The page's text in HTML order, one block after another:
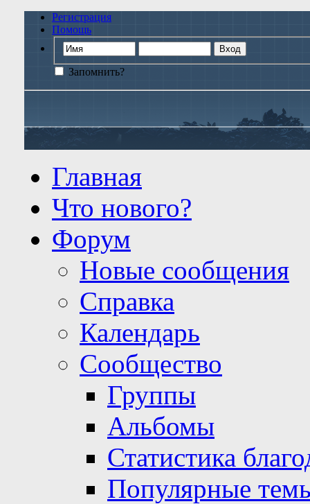
Регистрация
Помощь
Запомнить?
Главная
Что нового?
Форум
Новые сообщения
Справка
Календарь
Сообщество
Группы
Альбомы
Статистика
Популярные